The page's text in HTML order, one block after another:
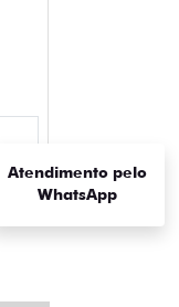
Atendimento pelo
WhatsApp